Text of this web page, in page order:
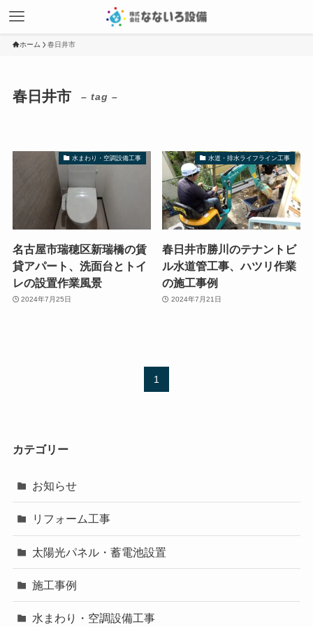
ホーム 春日井市
春日井市 – tag –
水まわり・空調設備工事
名古屋市瑞穂区新瑞橋の賃
貸アパート、洗面台とトイ
レの設置作業風景
2024年7月25日
水道・排水ライフライン工事
春日井市勝川のテナントビ
ル水道管工事、ハツリ作業
の施工事例
2024年7月21日
1
カテゴリー
お知らせ
リフォーム工事
太陽光パネル・蓄電池設置
施工事例
水まわり・空調設備工事